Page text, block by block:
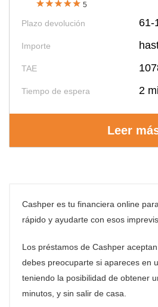
5
Plazo devolución 61-
Importe
TAE
Tiempo de espera 2
Leer
Cashper es tu financiera online
rápido y ayudarte con esos
Los préstamos de Cashper
debes preocuparte si apareces en
teniendo la posibilidad de obtener
minutos, y sin salir de casa.